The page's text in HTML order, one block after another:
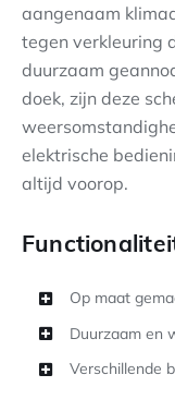
aangenaam
tegen verkleuring
duurzaam
doek, zijn deze
elektrische
altijd voorop.
Op maat
Duurzaam en
Verschillende